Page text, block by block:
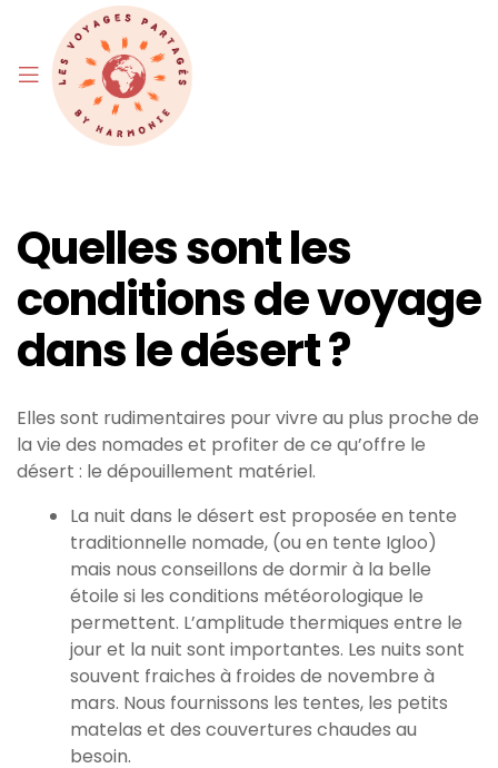
Quelles sont les
conditions de voyage
dans le désert ?
Elles sont rudimentaires pour vivre au plus proche de
la vie des nomades et profiter de ce qu’offre le
désert : le dépouillement matériel.
La nuit dans le désert est proposée en tente
traditionnelle nomade, (ou en tente Igloo)
mais nous conseillons de dormir à la belle
étoile si les conditions météorologique le
permettent. L’amplitude thermiques entre le
jour et la nuit sont importantes. Les nuits sont
souvent fraiches à froides de novembre à
mars. Nous fournissons les tentes, les petits
matelas et des couvertures chaudes au
besoin.